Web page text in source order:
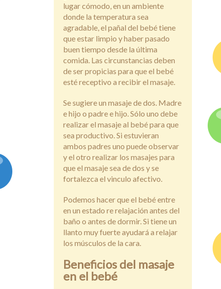
lugar cómodo, en un ambiente
donde la temperatura sea
agradable, el pañal del bebé tiene
que estar limpio y haber pasado
buen tiempo desde la última
comida. Las circunstancias deben
de ser propicias para que el bebé
esté receptivo a recibir el masaje.
Se sugiere un masaje de dos. Madre
e hijo o padre e hijo. Sólo uno debe
realizar el masaje al bebé para que
sea productivo. Si estuvieran
ambos padres uno puede observar
y el otro realizar los masajes para
que el masaje sea de dos y se
fortalezca el vinculo afectivo.
Podemos hacer que el bebé entre
en un estado re relajación antes del
baño o antes de dormir. Si tiene un
llanto muy fuerte ayudará a relajar
los músculos de la cara.
Beneficios del masaje
en el bebé